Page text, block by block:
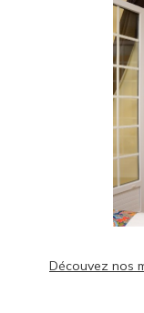
Découvez nos